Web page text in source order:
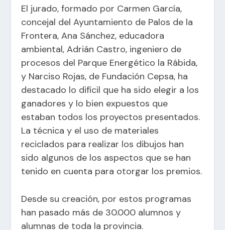
El jurado, formado por Carmen García,
concejal del Ayuntamiento de Palos de la
Frontera, Ana Sánchez, educadora
ambiental, Adrián Castro, ingeniero de
procesos del Parque Energético la Rábida,
y Narciso Rojas, de Fundación Cepsa, ha
destacado lo difícil que ha sido elegir a los
ganadores y lo bien expuestos que
estaban todos los proyectos presentados.
La técnica y el uso de materiales
reciclados para realizar los dibujos han
sido algunos de los aspectos que se han
tenido en cuenta para otorgar los premios.
Desde su creación, por estos programas
han pasado más de 30.000 alumnos y
alumnas de toda la provincia.